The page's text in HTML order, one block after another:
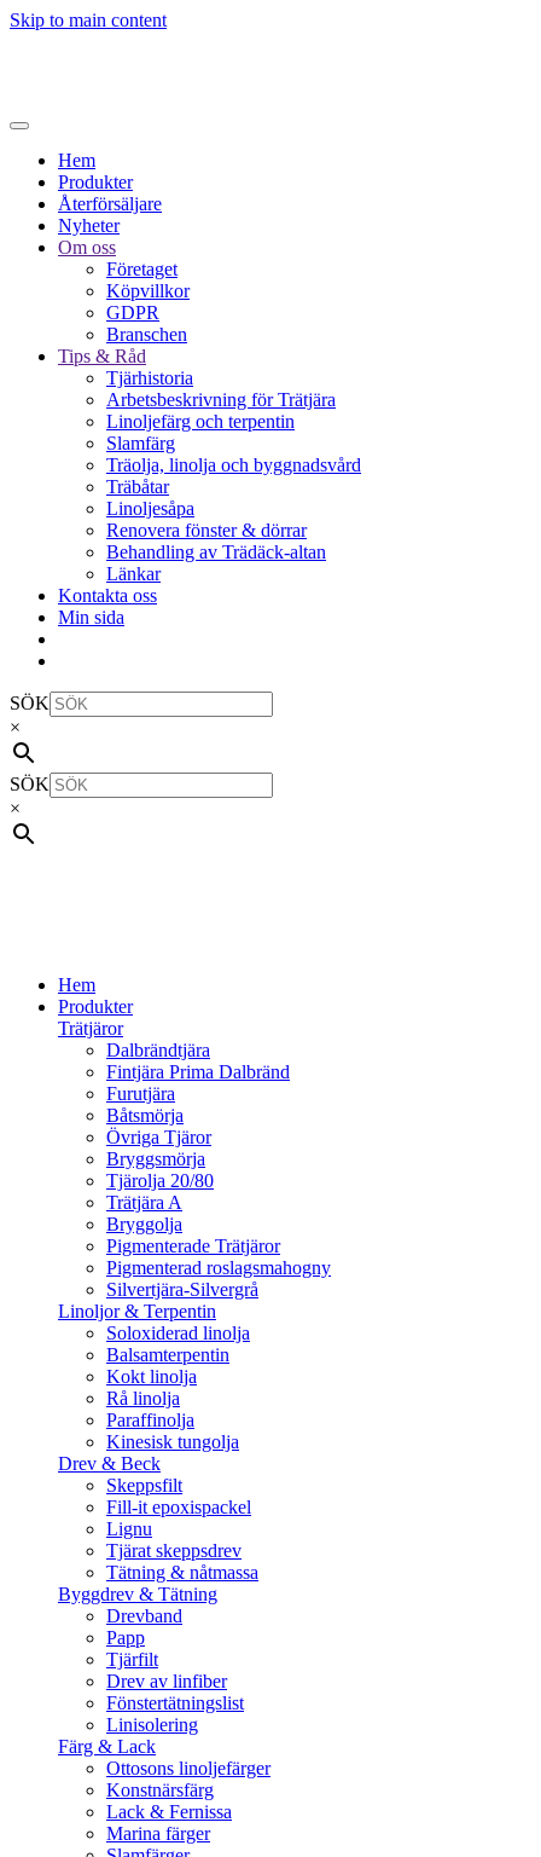
Skip to main content
Hem
Produkter
Återförsäljare
Nyheter
Om oss
Företaget
Köpvillkor
GDPR
Branschen
Tips & Råd
Tjärhistoria
Arbetsbeskrivning för Trätjära
Linoljefärg och terpentin
Slamfärg
Träolja, linolja och byggnadsvård
Träbåtar
Linoljesåpa
Renovera fönster & dörrar
Behandling av Trädäck-altan
Länkar
Kontakta oss
Min sida
SÖK
×
SÖK
×
Hem
Produkter
Trätjäror
Dalbrändtjära
Fintjära Prima Dalbränd
Furutjära
Båtsmörja
Övriga Tjäror
Bryggsmörja
Tjärolja 20/80
Trätjära A
Bryggolja
Pigmenterade Trätjäror
Pigmenterad roslagsmahogny
Silvertjära-Silvergrå
Linoljor & Terpentin
Soloxiderad linolja
Balsamterpentin
Kokt linolja
Rå linolja
Paraffinolja
Kinesisk tungolja
Drev & Beck
Skeppsfilt
Fill-it epoxispackel
Lignu
Tjärat skeppsdrev
Tätning & nåtmassa
Byggdrev & Tätning
Drevband
Papp
Tjärfilt
Drev av linfiber
Fönstertätningslist
Linisolering
Färg & Lack
Ottosons linoljefärger
Konstnärsfärg
Lack & Fernissa
Marina färger